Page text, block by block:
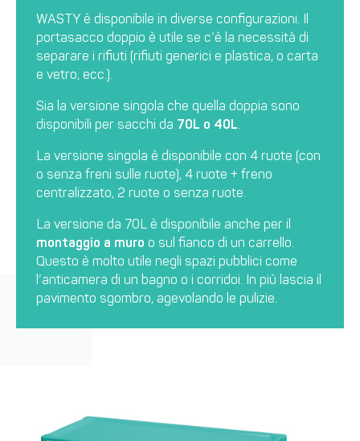
WASTY è disponibile in diverse configurazioni. Il
portasacco doppio è utile se c’è la necessità di
separare i rifiuti (rifiuti generici e plastica, o carta
e vetro, ecc.).
Sia la versione singola che quella doppia sono
disponibili per sacchi da 70L o 40L.
La versione singola è disponibile con 4 ruote (con
o senza freni sulle ruote), 4 ruote + freno
centralizzato, 2 ruote o senza ruote.
La versione da 70L è disponibile anche per il
montaggio a muro o sul fianco di un carrello.
Questo è molto utile negli spazi pubblici come
l’anticamera di un bagno o i corridoi. In più lascia il
pavimento sgombro, agevolando le pulizie.